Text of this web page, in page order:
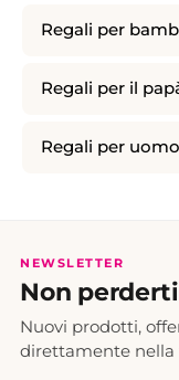
Regali per
Regali per il
Regali per uomo
NEWSLETTER
Non
Nuovi prodotti,
direttamente nella